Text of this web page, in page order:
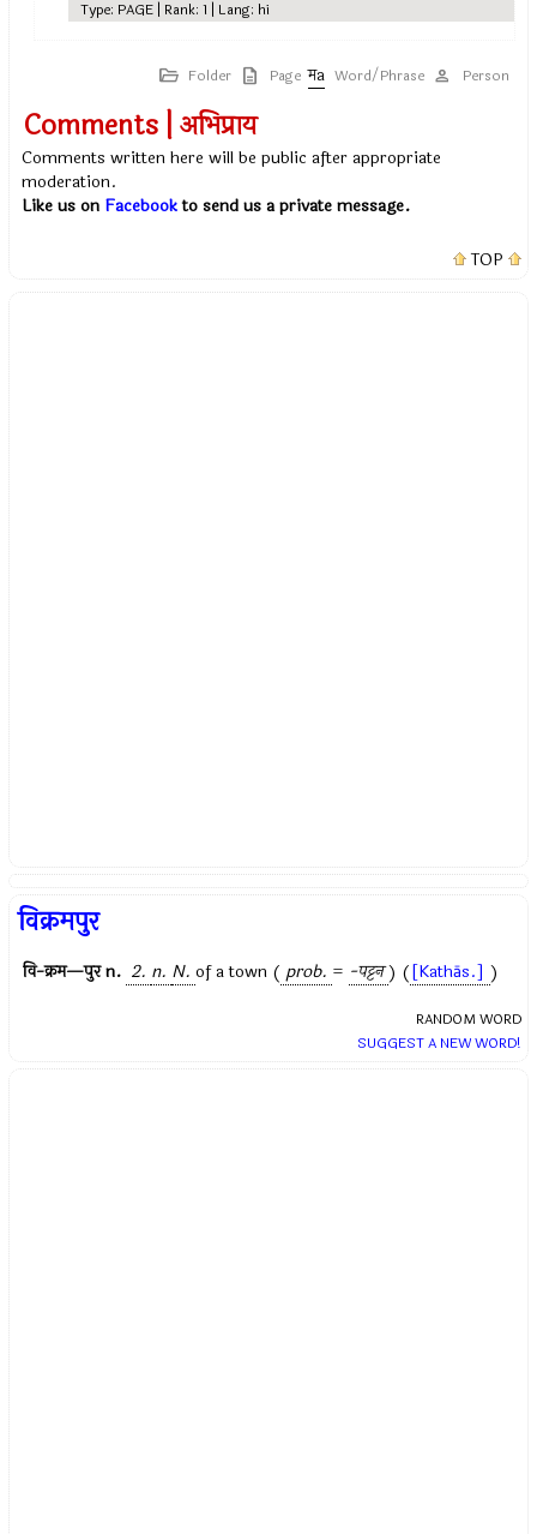
Type: PAGE | Rank: 1 | Lang: hi
Folder Page Word/Phrase Person
Comments | अभिप्राय
Comments written here will be public after appropriate
moderation.
Like us on Facebookto send us a private message.
TOP
विक्रमपुर
वि-क्रम—पुरn. 2. n. N. of a town ( prob. = -पट्टन) ([Kathās.] )
RANDOM WORD
SUGGEST A NEW WORD!